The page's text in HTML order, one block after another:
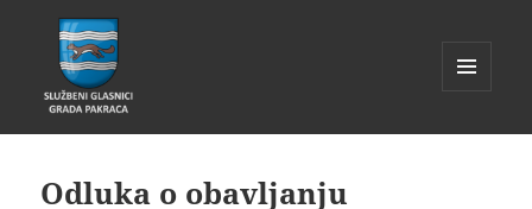
WIDGETI
Odluka o obavljanju